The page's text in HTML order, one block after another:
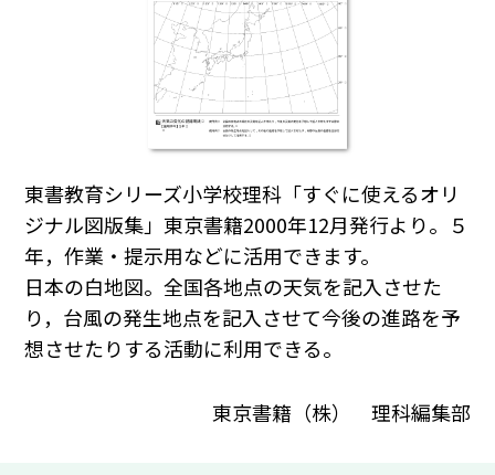
東書教育シリーズ小学校理科「すぐに使えるオリ
ジナル図版集」東京書籍2000年12月発行より。５
年，作業・提示用などに活用できます。
日本の白地図。全国各地点の天気を記入させた
り，台風の発生地点を記入させて今後の進路を予
想させたりする活動に利用できる。
東京書籍（株） 理科編集部